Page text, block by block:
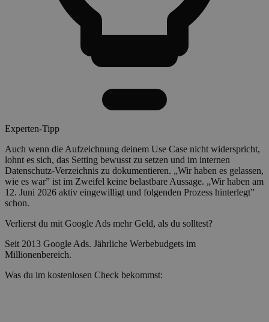
Experten-Tipp
Auch wenn die Aufzeichnung deinem Use Case nicht widerspricht,
lohnt es sich, das Setting bewusst zu setzen und im internen
Datenschutz-Verzeichnis zu dokumentieren. „Wir haben es gelassen,
wie es war” ist im Zweifel keine belastbare Aussage. „Wir haben am
12. Juni 2026 aktiv eingewilligt und folgenden Prozess hinterlegt”
schon.
Verlierst du mit Google Ads mehr Geld, als du solltest?
Seit 2013 Google Ads. Jährliche Werbebudgets im
Millionenbereich.
Was du im kostenlosen Check bekommst: